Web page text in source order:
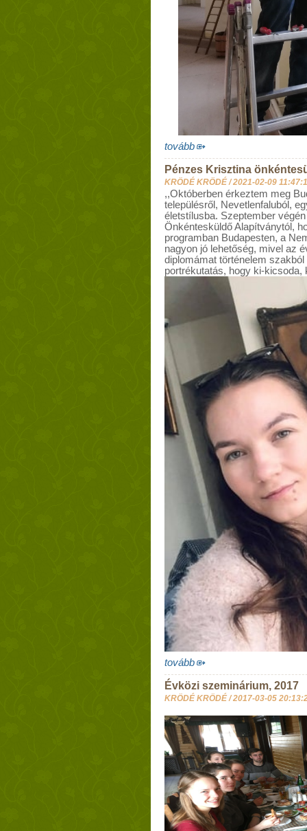
tovább
Pénzes Krisztina
KRÖDÉ KRÖDÉ /2021-02-09
,,Októberben érkeztem meg
településről, Nevetlenfaluból,
életstílusba. Szeptember
Önkéntesküldő Alapítványtól,
programban Budapesten, a
nagyon jó lehetőség, mivel az
diplomámat történelem
portrékutatás, hogy ki-kicsoda,
tovább
Évközi szeminárium, 2017
KRÖDÉ KRÖDÉ /2017-03-05